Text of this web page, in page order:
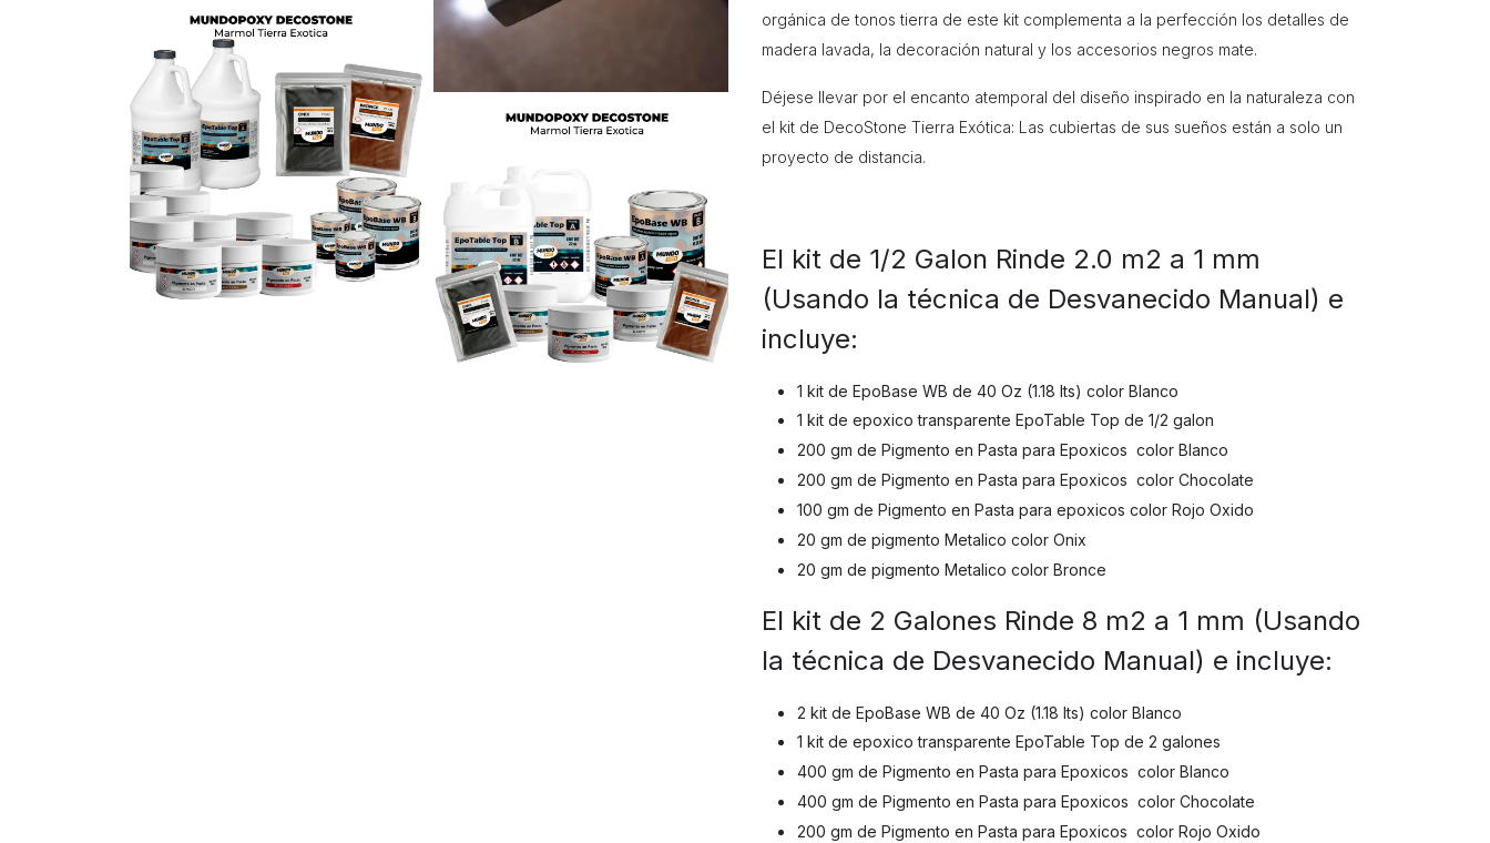
orgánica de tonos tierra de este kit complementa a la perfección los detalles de
madera lavada, la decoración natural y los accesorios negros mate.
Déjese llevar por el encanto atemporal del diseño inspirado en la naturaleza con
el kit de DecoStone Tierra Exótica: Las cubiertas de sus sueños están a solo un
proyecto de distancia.
El kit de 1/2 Galon Rinde 2.0 m2 a 1 mm
(Usando la técnica de Desvanecido Manual) e
incluye:
1 kit de EpoBase WB de 40 Oz (1.18 lts) color Blanco
1 kit de epoxico transparente EpoTable Top de 1/2 galon
200 gm de Pigmento en Pasta para Epoxicos color Blanco
200 gm de Pigmento en Pasta para Epoxicos color Chocolate
100 gm de Pigmento en Pasta para epoxicos color Rojo Oxido
20 gm de pigmento Metalico color Onix
20 gm de pigmento Metalico color Bronce
El kit de 2 Galones Rinde 8 m2 a 1 mm (Usando
la técnica de Desvanecido Manual) e incluye:
2 kit de EpoBase WB de 40 Oz (1.18 lts) color Blanco
1 kit de epoxico transparente EpoTable Top de 2 galones
400 gm de Pigmento en Pasta para Epoxicos color Blanco
400 gm de Pigmento en Pasta para Epoxicos color Chocolate
200 gm de Pigmento en Pasta para Epoxicos color Rojo Oxido